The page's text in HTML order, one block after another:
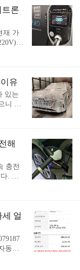
구하
..
350A
충전
담인
량들
속
론
재 가
해 둔
차까
가
도
반 22
상
가
유
있는
니 차
차
하다
? 전
을 내
하게
거의
휠
진
해
충전
. 지
는 길
양한
속 앱
) 2)
120
100k
따라
얼
동차
차